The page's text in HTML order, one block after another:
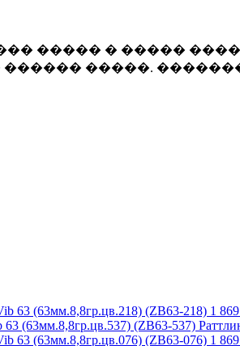
����� � �����
�����.
63 (63мм.8,8гр.цв.218) (ZB63-218) 1
63 (63мм.8,8гр.цв.076) (ZB63-076) 1